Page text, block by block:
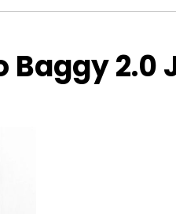
Baggy 2.0